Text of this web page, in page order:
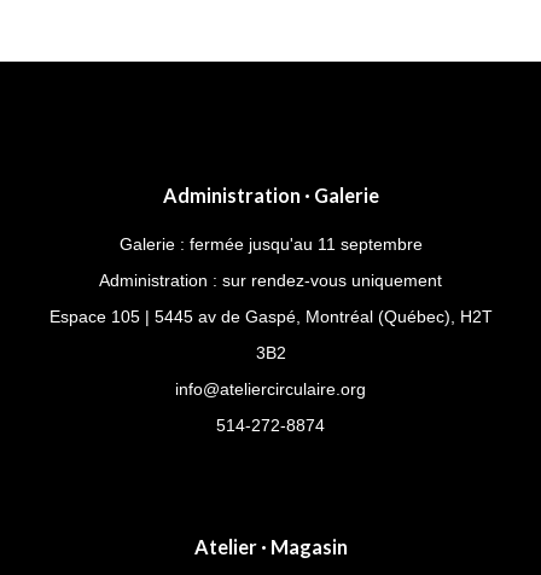
et
Administration · Galerie
Galerie : fermée jusqu'au 11 septembre
Administration : sur rendez-vous uniquement
Espace 105 | 5445 av de Gaspé, Montréal (Québec), H2T
3B2
info@ateliercirculaire.org
514-272-8874
Atelier · Magasin